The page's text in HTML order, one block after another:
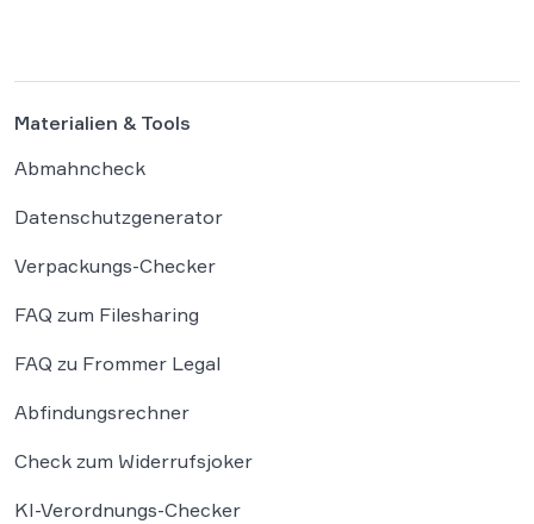
Materialien & Tools
Abmahncheck
Datenschutzgenerator
Verpackungs-Checker
FAQ zum Filesharing
FAQ zu Frommer Legal
Abfindungsrechner
Check zum Widerrufsjoker
KI-Verordnungs-Checker